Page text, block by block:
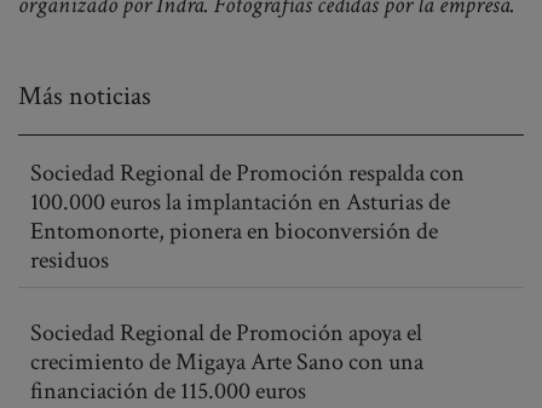
Más noticias
Sociedad Regional de Promoción respalda con
100.000 euros la implantación en Asturias de
Entomonorte, pionera en bioconversión de
residuos
Sociedad Regional de Promoción apoya el
crecimiento de Migaya Arte Sano con una
financiación de 115.000 euros